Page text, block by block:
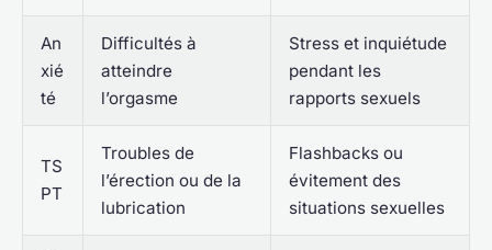
An
xié
té
Difficultés à
atteindre
l’orgasme
Stress et inquiétude
pendant les
rapports sexuels
TS
PT
Troubles de
l’érection ou de la
lubrication
Flashbacks ou
évitement des
situations sexuelles